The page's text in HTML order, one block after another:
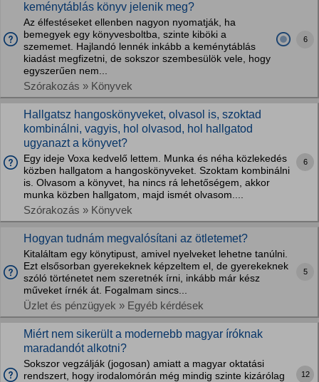
keménytáblás könyv jelenik meg?
Az élfestéseket ellenben nagyon nyomatják, ha
bemegyek egy könyvesboltba, szinte kiböki a
szememet. Hajlandó lennék inkább a keménytáblás
kiadást megfizetni, de sokszor szembesülök vele, hogy
egyszerűen nem...
Szórakozás » Könyvek
6
Hallgatsz hangoskönyveket, olvasol is, szoktad
kombinálni, vagyis, hol olvasod, hol hallgatod
ugyanazt a könyvet?
Egy ideje Voxa kedvelő lettem. Munka és néha közlekedés
közben hallgatom a hangoskönyveket. Szoktam kombinálni
is. Olvasom a könyvet, ha nincs rá lehetőségem, akkor
munka közben hallgatom, majd ismét olvasom....
Szórakozás » Könyvek
6
Hogyan tudnám megvalósítani az ötletemet?
Kitaláltam egy könytipust, amivel nyelveket lehetne tanúlni.
Ezt elsősorban gyerekeknek képzeltem el, de gyerekeknek
szóló történetet nem szeretnék írni, inkább már kész
műveket írnék át. Fogalmam sincs...
Üzlet és pénzügyek » Egyéb kérdések
5
Miért nem sikerült a modernebb magyar íróknak
maradandót alkotni?
Sokszor vegzálják (jogosan) amiatt a magyar oktatási
rendszert, hogy irodalomórán még mindig szinte kizárólag
12